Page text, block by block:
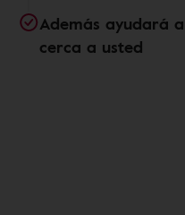
Además ayudará
cerca a usted